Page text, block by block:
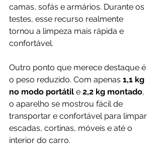
camas, sofás e armários. Durante os
testes, esse recurso realmente
tornou a limpeza mais rápida e
confortável.
Outro ponto que merece destaque é
o peso reduzido. Com apenas 1,1 kg
no modo portátil e 2,2 kg montado,
o aparelho se mostrou fácil de
transportar e confortável para limpar
escadas, cortinas, móveis e até o
interior do carro.